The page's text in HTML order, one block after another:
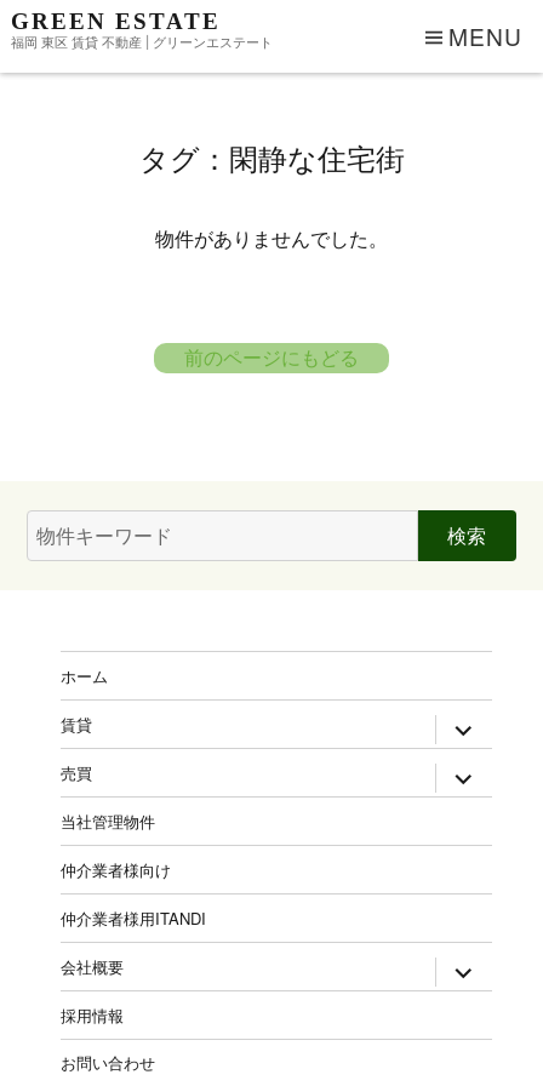
GREEN ESTATE
福岡 東区 賃貸 不動産 | グリーンエステート MENU
タグ：閑静な住宅街
物件がありませんでした。
前のページにもどる
検
索:
ホーム
賃貸 expand
child
menu
売買 expand
child
当社管理物件
仲介業者様向け
仲介業者様用ITANDI
会社概要 expand
child
採用情報
お問い合わせ